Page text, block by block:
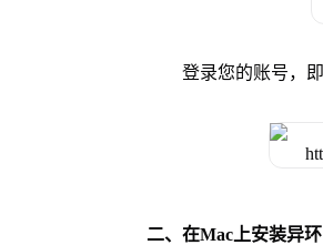
登录您的账号，
二、在Mac上安装异环